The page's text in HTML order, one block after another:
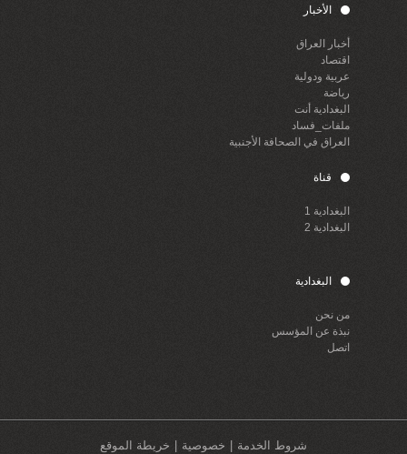
الأخبار
أخبار العراق
اقتصاد
عربية ودولية
رياضة
البغدادية أنت
ملفات_فساد
العراق في الصحافة الأجنبية
قناة
البغدادية 1
البغدادية 2
البغدادية
من نحن
نبذة عن المؤسس
اتصل
شروط الخدمة خصوصية خريطة الموقع